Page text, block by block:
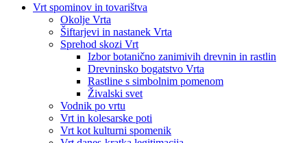
Vrt spominov in tovarištva
Okolje Vrta
Šiftarjevi in nastanek Vrta
Sprehod skozi Vrt
Izbor botanično zanimivih drevnin in rastlin
Drevninsko bogatstvo Vrta
Rastline s simbolnim pomenom
Živalski svet
Vodnik po vrtu
Vrt in kolesarske poti
Vrt kot kulturni spomenik